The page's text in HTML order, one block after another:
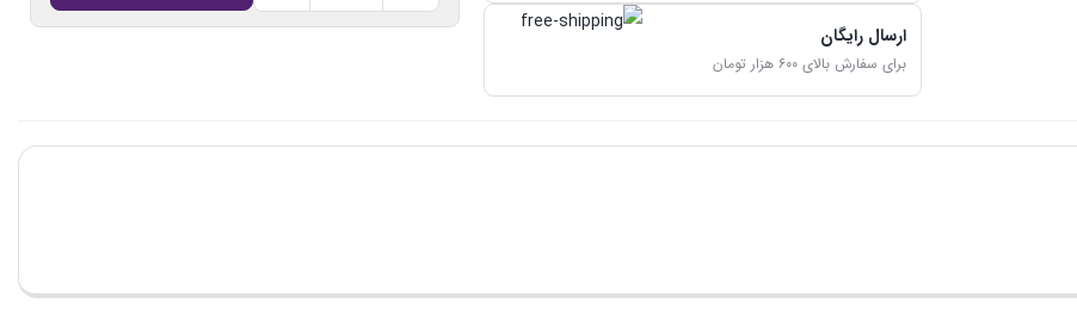
ارسال رایگان
برای سفارش بالای ۶۰۰ هزار تومان